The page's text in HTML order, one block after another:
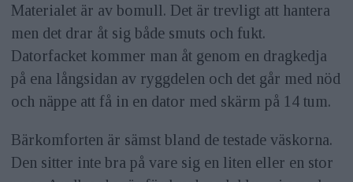
Materialet är av bomull. Det är trevligt att hantera
men det drar åt sig både smuts och fukt.
Datorfacket kommer man åt genom en dragkedja
på ena långsidan av ryggdelen och det går med nöd
och näppe att få in en dator med skärm på 14 tum.
Bärkomforten är sämst bland de testade väskorna.
Den sitter inte bra på vare sig en liten eller en stor